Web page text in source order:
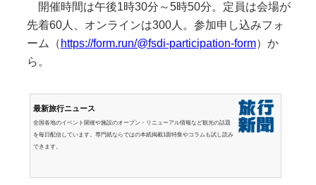
開催時間は午後1時30分～5時50分。定員は会場が
先着60人、オンラインは300人。参加申し込みフォ
ーム（ https://form.run/@fsdi-participation-form）か
ら。
最新旅行ニュース
全国各地のイベント開催や施設のオープン・リニューアル情報など観光の話題
を毎日配信しています。専門紙ならではの本紙掲載1面特集やコラムも試し読み
できます。